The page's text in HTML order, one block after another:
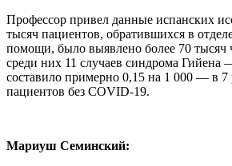
Профессор привел данные испанских
тысяч пациентов, обратившихся в
помощи, было выявлено более 70 тысяч
среди них 11 случаев синдрома Гийена
составило примерно 0,15 на 1 000 — в
пациентов без COVID-19.
Мариуш Семинский: